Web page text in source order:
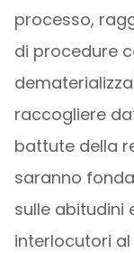
processo,
di procedure
raccogliere
battute della
saranno
sulle abitudini
interlocutori